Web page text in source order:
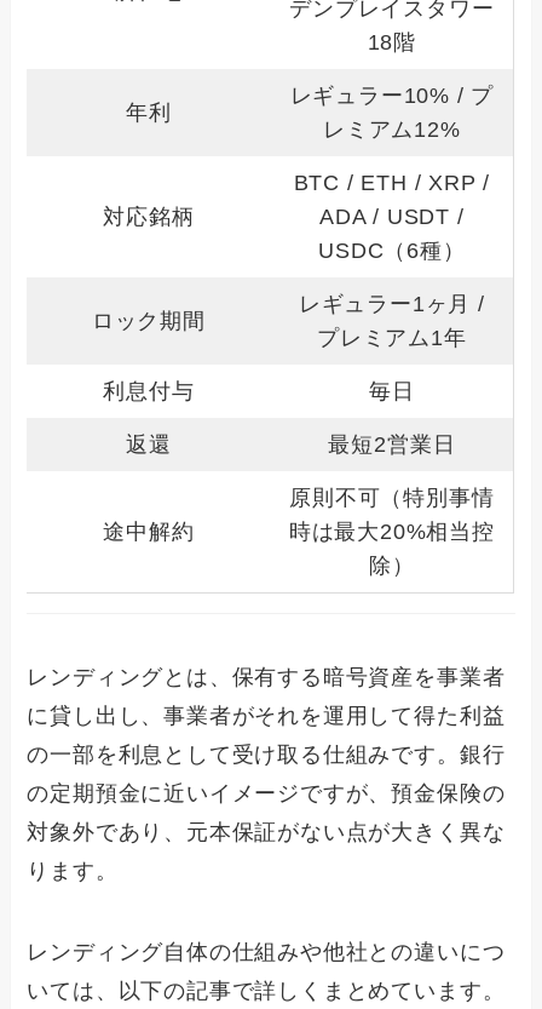
デンプレイスタワー
18階
年利
レギュラー10% / プ
レミアム12%
対応銘柄
BTC / ETH / XRP /
ADA / USDT /
USDC（6種）
ロック期間
レギュラー1ヶ月 /
プレミアム1年
利息付与 毎日
返還 最短2営業日
途中解約
原則不可（特別事情
時は最大20%相当控
除）
レンディングとは、保有する暗号資産を事業者
に貸し出し、事業者がそれを運用して得た利益
の一部を利息として受け取る仕組みです。銀行
の定期預金に近いイメージですが、預金保険の
対象外であり、元本保証がない点が大きく異な
ります。
レンディング自体の仕組みや他社との違いにつ
いては、以下の記事で詳しくまとめています。